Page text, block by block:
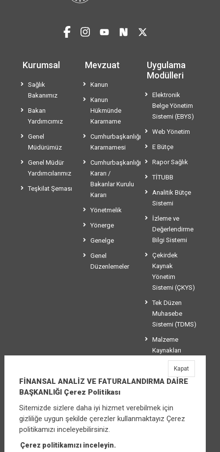
Kurumsal
Sağlık
Bakanımız
Bakan
Yardımcımız
Genel
Müdürümüz
Genel Müdür
Yardımcılarımız
Teşkilat Şeması
Mevzuat
Kanun
Kanun
Hükmünde
Kararname
Cumhurbaşkanlığı
Kararnamesi
Cumhurbaşkanlığı
Kararı /
Bakanlar Kurulu
Kararı
Yönetmelik
Yönerge
Genelge
Genel
Düzenlemeler
Uygulama
Modülleri
Elektronik
Belge Yönetim
Sistemi (EBYS)
Web Yönetim
E Bütçe
Rapor Sağlık
TİTUBB
Analitik Bütçe
Sistemi
İzleme ve
Değerlendirme
Bilgi Sistemi
Çekirdek
Kaynak
Yönetim
Sistemi (ÇKYS)
Tek Düzen
Muhasebe
Sistemi (TDMS)
Malzeme
Kaynakları
Yönetim
Sistemi (MKYS)
FİNANSAL ANALİZ VE FATURALANDIRMA
DAİRE BAŞKANLIĞI
Üniversiteler Mahallesi Şehit Mehmet Bayraktar
Caddesi No:3 Çankaya/Ankara
FİNANSAL ANALİZ VE FATURALANDIRMA DAİRE
BAŞKANLIĞI Çerez Politikası
Sitemizde sizlere daha iyi hizmet verebilmek için
gizliliğe uygun şekilde çerezler kullanmaktayız Çerez
politikamızı inceleyebilirsiniz.
Çerez politikamızı inceleyin.
Kapat